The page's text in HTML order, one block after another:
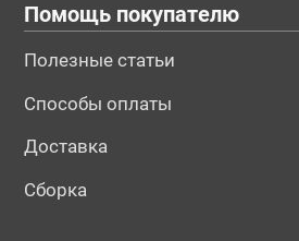
Помощь покупателю
Полезные статьи
Способы оплаты
Доставка
Сборка